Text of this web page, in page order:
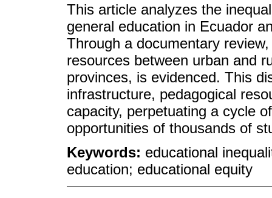
This article analyzes the
general education in Ecuador
Through a documentary
resources between urban and
provinces, is evidenced. This
infrastructure, pedagogical
capacity, perpetuating a cycle
opportunities of thousands of
Keywords: educational
education; educational equity